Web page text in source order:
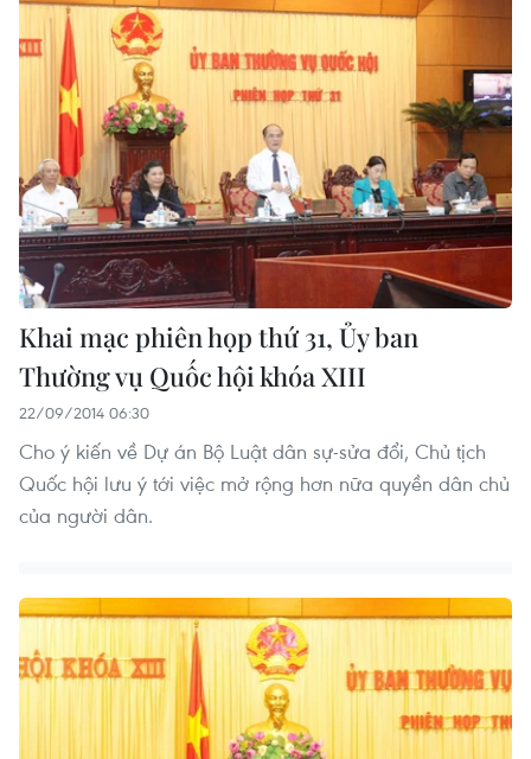
Khai mạc phiên họp thứ 31, Ủy ban
Thường vụ Quốc hội khóa XIII
22/09/2014 06:30
Cho ý kiến về Dự án Bộ Luật dân sự-sửa đổi, Chủ tịch
Quốc hội lưu ý tới việc mở rộng hơn nữa quyền dân chủ
của người dân.